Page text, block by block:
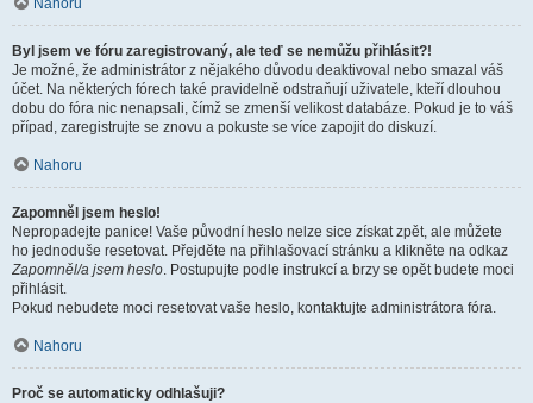
Nahoru
Byl jsem ve fóru zaregistrovaný, ale teď se nemůžu přihlásit?!
Je možné, že administrátor z nějakého důvodu deaktivoval nebo smazal váš
účet. Na některých fórech také pravidelně odstraňují uživatele, kteří dlouhou
dobu do fóra nic nenapsali, čímž se zmenší velikost databáze. Pokud je to váš
případ, zaregistrujte se znovu a pokuste se více zapojit do diskuzí.
Nahoru
Zapomněl jsem heslo!
Nepropadejte panice! Vaše původní heslo nelze sice získat zpět, ale můžete
ho jednoduše resetovat. Přejděte na přihlašovací stránku a klikněte na odkaz
Zapomněl/a jsem heslo. Postupujte podle instrukcí a brzy se opět budete moci
přihlásit.
Pokud nebudete moci resetovat vaše heslo, kontaktujte administrátora fóra.
Nahoru
Proč se automaticky odhlašuji?